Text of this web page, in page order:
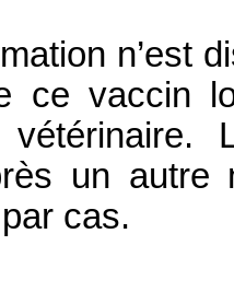
n’est
ce vaccin
vétérinaire.
un autre
cas.